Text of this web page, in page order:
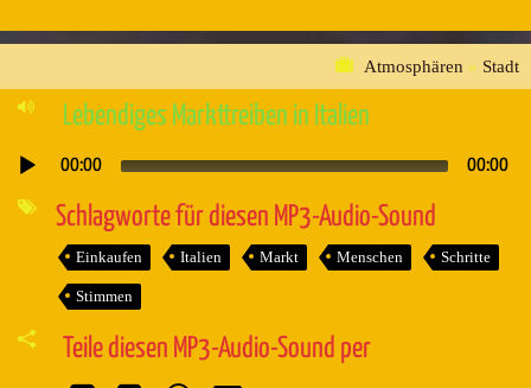
Atmosphären » Stadt
Lebendiges Markttreiben in Italien
Audio-
00:00 00:00
Schlagworte für diesen MP3-Audio-Sound
Einkaufen Italien Markt Menschen Schritte
Stimmen
Teile diesen MP3-Audio-Sound per